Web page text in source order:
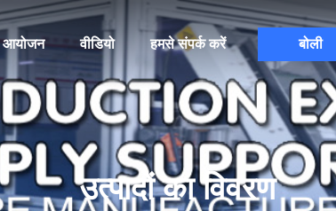
आयोजन वीडियो हमसे संपर्क करें बोली
उत्पादों का विवरण